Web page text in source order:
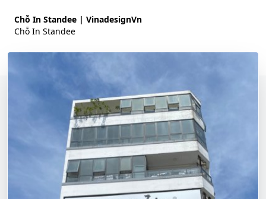
Chỗ In Standee | VinadesignVn
Chỗ In Standee